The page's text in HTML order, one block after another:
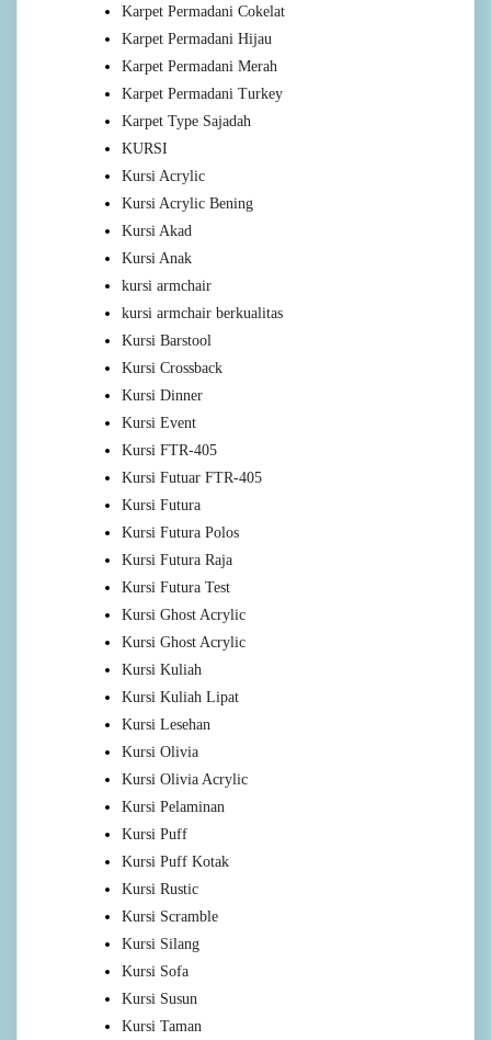
Karpet Permadani Cokelat
Karpet Permadani Hijau
Karpet Permadani Merah
Karpet Permadani Turkey
Karpet Type Sajadah
KURSI
Kursi Acrylic
Kursi Acrylic Bening
Kursi Akad
Kursi Anak
kursi armchair
kursi armchair berkualitas
Kursi Barstool
Kursi Crossback
Kursi Dinner
Kursi Event
Kursi FTR-405
Kursi Futuar FTR-405
Kursi Futura
Kursi Futura Polos
Kursi Futura Raja
Kursi Futura Test
Kursi Ghost Acrylic
Kursi Ghost Acrylic
Kursi Kuliah
Kursi Kuliah Lipat
Kursi Lesehan
Kursi Olivia
Kursi Olivia Acrylic
Kursi Pelaminan
Kursi Puff
Kursi Puff Kotak
Kursi Rustic
Kursi Scramble
Kursi Silang
Kursi Sofa
Kursi Susun
Kursi Taman